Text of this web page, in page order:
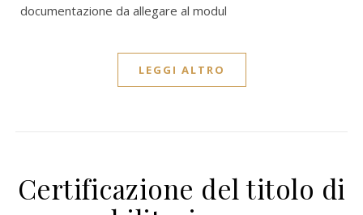
documentazione da allegare al modul
LEGGI ALTRO
Certificazione del titolo di